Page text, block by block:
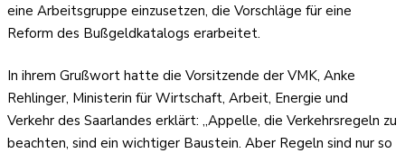
eine Arbeitsgruppe einzusetzen, die Vorschläge für eine
Reform des Bußgeldkatalogs erarbeitet.
In ihrem Grußwort hatte die Vorsitzende der VMK, Anke
Rehlinger, Ministerin für Wirtschaft, Arbeit, Energie und
Verkehr des Saarlandes erklärt: „Appelle, die Verkehrsregeln zu
beachten, sind ein wichtiger Baustein. Aber Regeln sind nur so